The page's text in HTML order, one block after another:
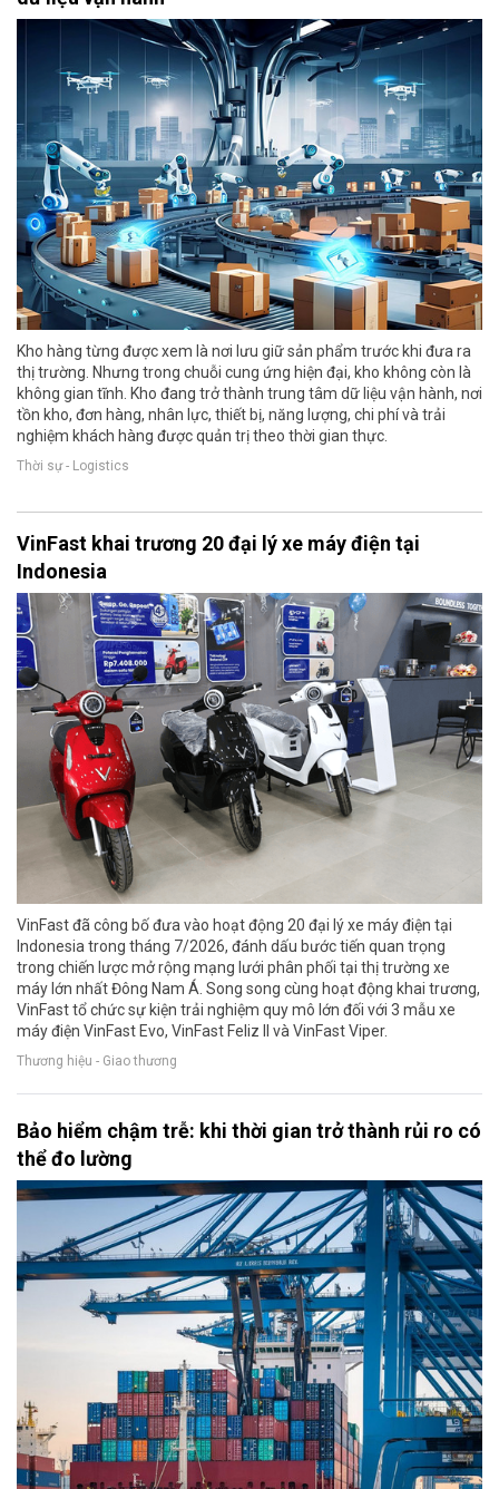
Kho hàng từng được xem là nơi lưu giữ sản phẩm trước khi đưa ra
thị trường. Nhưng trong chuỗi cung ứng hiện đại, kho không còn là
không gian tĩnh. Kho đang trở thành trung tâm dữ liệu vận hành, nơi
tồn kho, đơn hàng, nhân lực, thiết bị, năng lượng, chi phí và trải
nghiệm khách hàng được quản trị theo thời gian thực.
Thời sự - Logistics
VinFast khai trương 20 đại lý xe máy điện tại
Indonesia
VinFast đã công bố đưa vào hoạt động 20 đại lý xe máy điện tại
Indonesia trong tháng 7/2026, đánh dấu bước tiến quan trọng
trong chiến lược mở rộng mạng lưới phân phối tại thị trường xe
máy lớn nhất Đông Nam Á. Song song cùng hoạt động khai trương,
VinFast tổ chức sự kiện trải nghiệm quy mô lớn đối với 3 mẫu xe
máy điện VinFast Evo, VinFast Feliz II và VinFast Viper.
Thương hiệu - Giao thương
Bảo hiểm chậm trễ: khi thời gian trở thành rủi ro có
thể đo lường